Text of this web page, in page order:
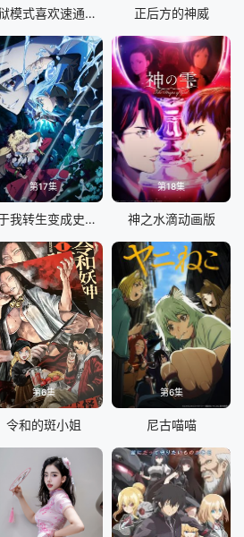
地狱模式喜欢速通游戏的玩家在废设定异世界无双 第二季 正后方的神威
第17集
关于我转生变成史莱姆这档事第四季
第18集
神之水滴动画版
第6集
令和的斑小姐
第6集
尼古喵喵